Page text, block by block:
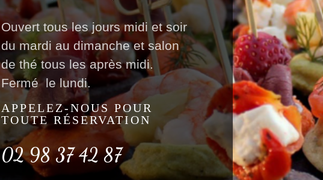
Ouvert tous les jours midi et soir
du mardi au dimanche et salon
de thé tous les après midi.
Fermé le lundi.
APPELEZ-NOUS POUR
TOUTE RÉSERVATION
02 98 37 42 87